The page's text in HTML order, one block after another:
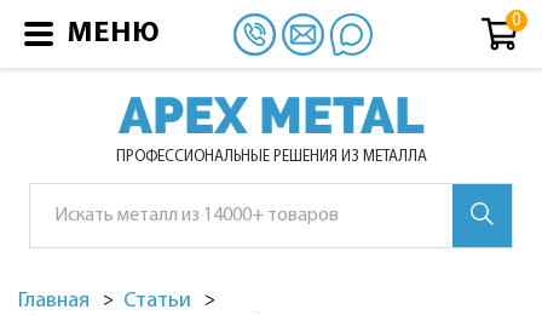
APEX METAL
ПРОФЕССИОНАЛЬНЫЕ РЕШЕНИЯ ИЗ МЕТАЛЛА
Главная
Статьи
МЕНЮ